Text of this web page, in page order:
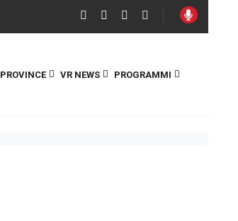
PROVINCE VR NEWS PROGRAMMI